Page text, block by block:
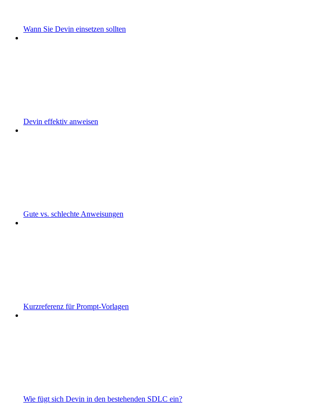
Wann Sie Devin einsetzen sollten
Devin effektiv anweisen
Gute vs. schlechte Anweisungen
Kurzreferenz für Prompt-Vorlagen
Wie fügt sich Devin in den bestehenden SDLC ein?